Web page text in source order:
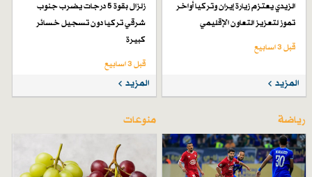
الزيدي يعتزم زيارة إيران وتركيا أواخر
تموز لتعزيز التعاون الإقليمي
قبل 3 اسابیع
المزيد
زلزال بقوة 5 درجات يضرب جنوب
شرقي تركيا دون تسجيل خسائر
كبيرة
قبل 3 اسابیع
المزيد
رياضة منوعات